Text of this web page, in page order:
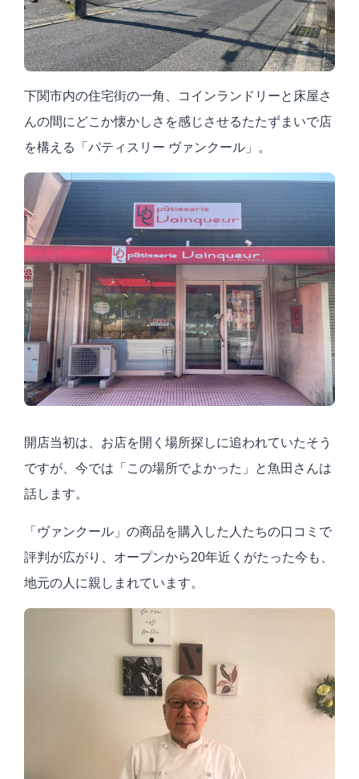
下関市内の住宅街の一角、コインランドリーと床屋さ
んの間にどこか懐かしさを感じさせるたたずまいで店
を構える「パティスリー ヴァンクール」。
開店当初は、お店を開く場所探しに追われていたそう
ですが、今では「この場所でよかった」と魚田さんは
話します。
「ヴァンクール」の商品を購入した人たちの口コミで
評判が広がり、オープンから20年近くがたった今も、
地元の人に親しまれています。